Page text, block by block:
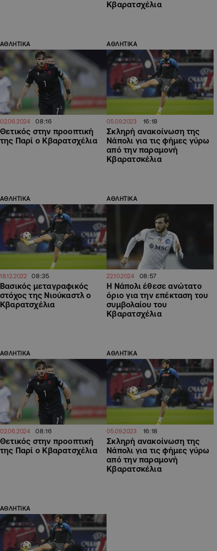
Κβαρατσχέλια
ΑΘΛΗΤΙΚΑ
02.06.2024 08:16
Θετικός στην προοπτική
της Παρί ο Κβαρατσχέλια
ΑΘΛΗΤΙΚΑ
05.09.2023 16:18
Σκληρή ανακοίνωση της
Νάπολι για τις φήμες γύρω
από την παραμονή
Κβαρατσκέλια
ΑΘΛΗΤΙΚΑ
18.12.2022 08:35
Βασικός μεταγραφικός
στόχος της Νιούκαστλ ο
Κβαρατσχέλια
ΑΘΛΗΤΙΚΑ
22.10.2024 08:57
Η Νάπολι έθεσε ανώτατο
όριο για την επέκταση του
συμβολαίου του
Κβαρατσχέλια
ΑΘΛΗΤΙΚΑ
02.06.2024 08:16
Θετικός στην προοπτική
της Παρί ο Κβαρατσχέλια
ΑΘΛΗΤΙΚΑ
05.09.2023 16:18
Σκληρή ανακοίνωση της
Νάπολι για τις φήμες γύρω
από την παραμονή
Κβαρατσκέλια
ΑΘΛΗΤΙΚΑ